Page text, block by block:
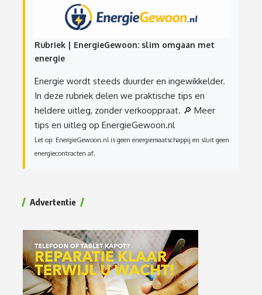
Rubriek | EnergieGewoon: slim omgaan met
energie
Energie wordt steeds duurder en ingewikkelder.
In deze rubriek delen we praktische tips en
heldere uitleg, zonder verkooppraat. 🔎 Meer
tips en uitleg op EnergieGewoon.nl
Let op: EnergieGewoon.nl is geen energiemaatschappij en sluit geen
energiecontracten af.
Advertentie